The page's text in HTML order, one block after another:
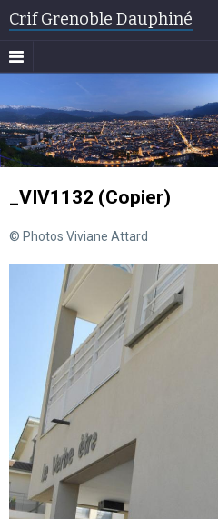
Crif Grenoble Dauphiné
_VIV1132 (Copier)
© Photos Viviane Attard